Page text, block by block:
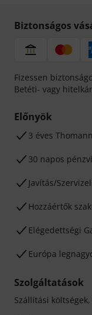
Biztonságos
Fizessen
Betéti- vagy
Előnyök
3 éves
30 napos
Javítás/
Hozzáértők
Elégedettségi
Európa
Szolgáltatások
Szállítási